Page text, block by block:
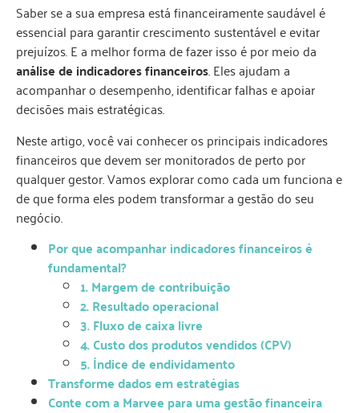
Saber se a sua empresa está financeiramente saudável é
essencial para garantir crescimento sustentável e evitar
prejuízos. E a melhor forma de fazer isso é por meio da
análise de indicadores financeiros. Eles ajudam a
acompanhar o desempenho, identificar falhas e apoiar
decisões mais estratégicas.
Neste artigo, você vai conhecer os principais indicadores
financeiros que devem ser monitorados de perto por
qualquer gestor. Vamos explorar como cada um funciona e
de que forma eles podem transformar a gestão do seu
negócio.
Por que acompanhar indicadores financeiros é
fundamental?
1. Margem de contribuição
2. Resultado operacional
3. Fluxo de caixa livre
4. Custo dos produtos vendidos (CPV)
5. Índice de endividamento
Transforme dados em estratégias
Conte com a Marvee para uma gestão financeira